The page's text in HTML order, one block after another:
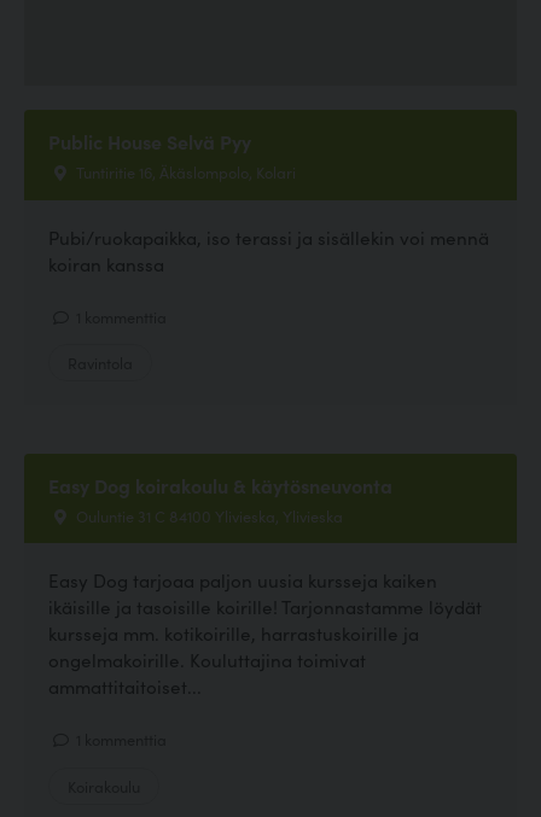
Public House Selvä Pyy
Tuntiritie 16, Äkäslompolo, Kolari
Pubi/ruokapaikka, iso terassi ja sisällekin voi mennä
koiran kanssa
Easy Dog koirakoulu & käytösneuvonta
Ouluntie 31 C 84100 Ylivieska, Ylivieska
Easy Dog tarjoaa paljon uusia kursseja kaiken
ikäisille ja tasoisille koirille! Tarjonnastamme löydät
kursseja mm. kotikoirille, harrastuskoirille ja
ongelmakoirille. Kouluttajina toimivat
ammattitaitoiset...